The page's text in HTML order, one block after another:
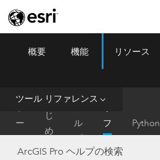
ArcGIS Pro Menu
概要 機能 リソース
ツール リファレンス
ー
ム
は
じ
め
に
ル
プ
フ
ァ
レ
Python